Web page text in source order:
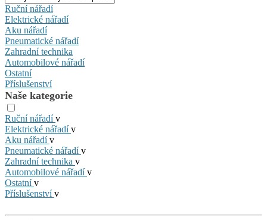
Ruční nářadí
Elektrické nářadí
Aku nářadí
Pneumatické nářadí
Zahradní technika
Automobilové nářadí
Ostatní
Příslušenství
Naše kategorie
Ruční nářadív
Elektrické nářadív
Aku nářadív
Pneumatické nářadív
Zahradní technika v
Automobilové nářadív
Ostatnív
Příslušenstvív